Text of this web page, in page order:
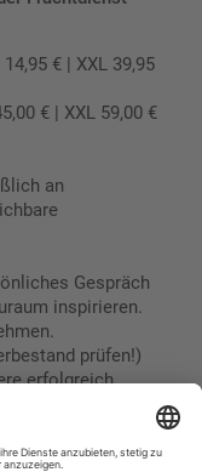
€ | XXL 39,95
€ | XXL 59,00 €
an
Gespräch
inspirieren.
prüfen!)
erfolgreich